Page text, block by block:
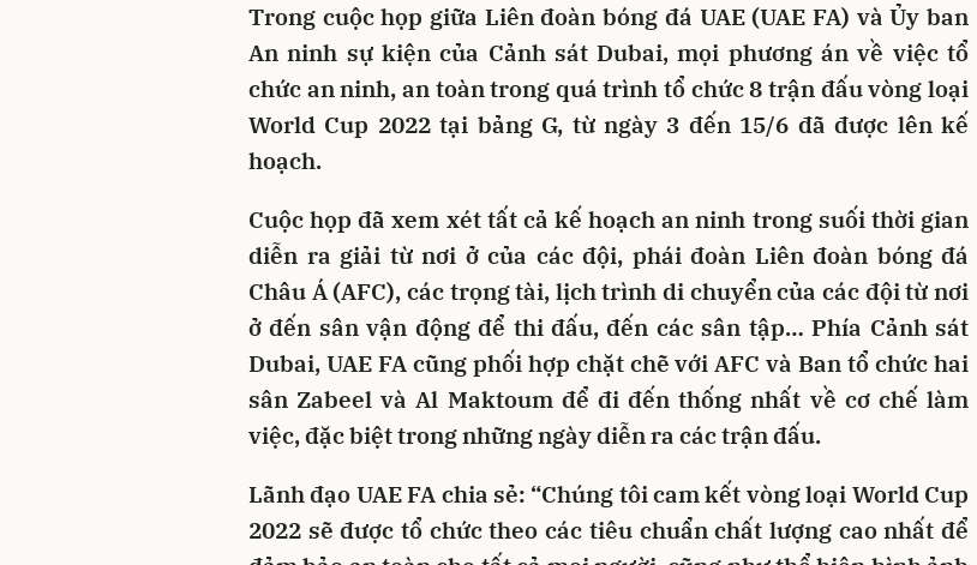
Trong cuộc họp giữa Liên đoàn bóng đá UAE (UAE FA) và Ủy ban
An ninh sự kiện của Cảnh sát Dubai, mọi phương án về việc tổ
chức an ninh, an toàn trong quá trình tổ chức 8 trận đấu vòng loại
World Cup 2022 tại bảng G, từ ngày 3 đến 15/6 đã được lên kế
hoạch.
Cuộc họp đã xem xét tất cả kế hoạch an ninh trong suối thời gian
diễn ra giải từ nơi ở của các đội, phái đoàn Liên đoàn bóng đá
Châu Á (AFC), các trọng tài, lịch trình di chuyển của các đội từ nơi
ở đến sân vận động để thi đấu, đến các sân tập… Phía Cảnh sát
Dubai, UAE FA cũng phối hợp chặt chẽ với AFC và Ban tổ chức hai
sân Zabeel và Al Maktoum để đi đến thống nhất về cơ chế làm
việc, đặc biệt trong những ngày diễn ra các trận đấu.
Lãnh đạo UAE FA chia sẻ: “Chúng tôi cam kết vòng loại World Cup
2022 sẽ được tổ chức theo các tiêu chuẩn chất lượng cao nhất để